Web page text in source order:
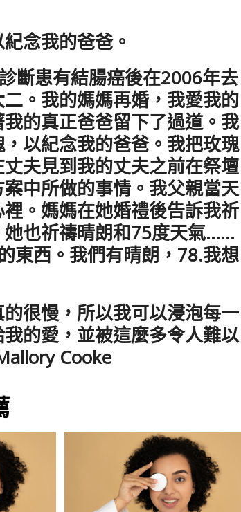
念我的爸爸。
斷患有結腸癌後在2006年去
。我的媽媽再婚，我愛我的
的真正爸爸留下了過道。我
以紀念我的爸爸。我把玫瑰
夫見到我的丈夫之前在祭壇
中所做的事情。我父親當天
。媽媽在她婚禮後告訴我祈
她也祈禱晴朗和75度天氣……
東西。我們有晴朗，78.我想
很慢，所以我可以浸泡每一
的愛，並被這麼多令人難以
Cooke